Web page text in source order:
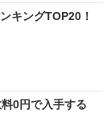
キングTOP20！
0円で入手する